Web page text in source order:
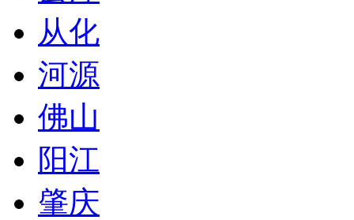
从化
河源
佛山
阳江
肇庆